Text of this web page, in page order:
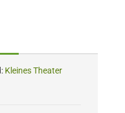
Kleines Theater